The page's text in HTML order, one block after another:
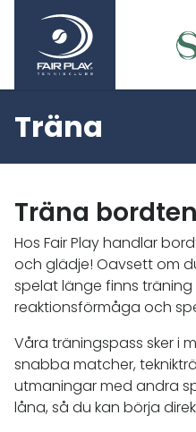
Träna
Träna
Hos Fair Play handlar
och glädje! Oavsett om
spelat länge finns träning
reaktionsförmåga och
Våra träningspass sker i
snabba matcher,
utmaningar med andra
låna, så du kan börja